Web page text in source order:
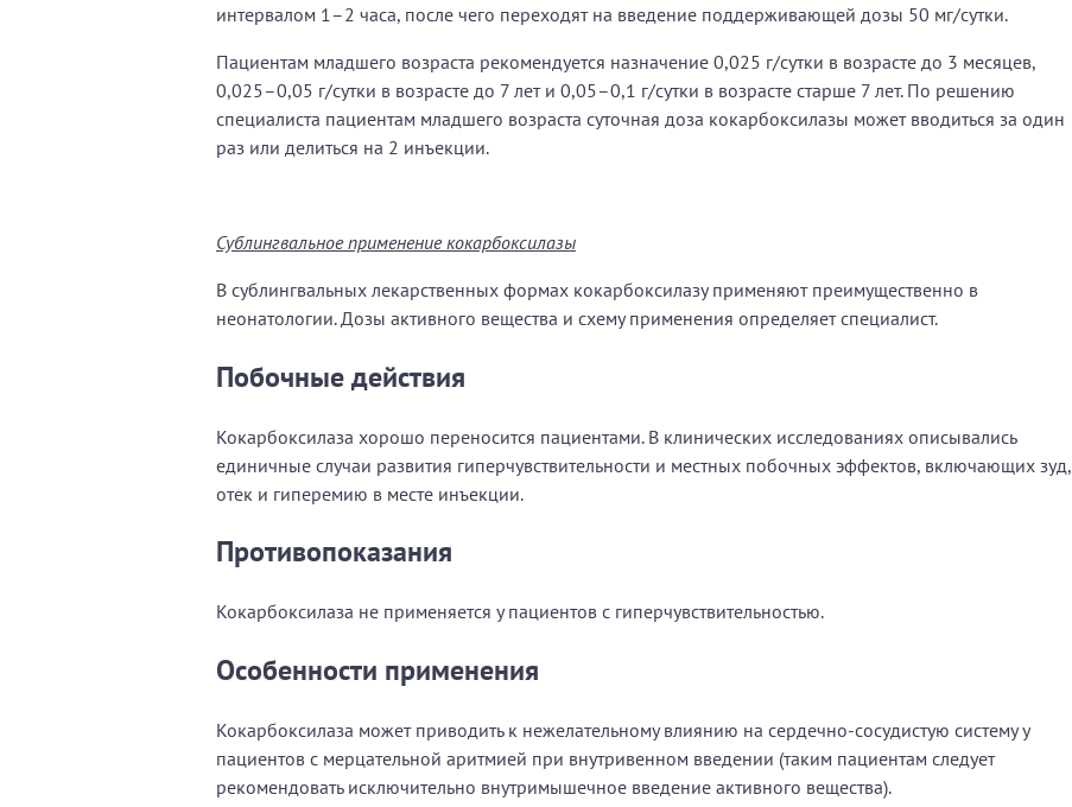
интервалом 1–2 часа, после чего переходят на введение поддерживающей дозы 50 мг/сутки.
Пациентам младшего возраста рекомендуется назначение 0,025 г/сутки в возрасте до 3 месяцев,
0,025–0,05 г/сутки в возрасте до 7 лет и 0,05–0,1 г/сутки в возрасте старше 7 лет. По решению
специалиста пациентам младшего возраста суточная доза кокарбоксилазы может вводиться за один
раз или делиться на 2 инъекции.
Сублингвальное применение кокарбоксилазы
В сублингвальных лекарственных формах кокарбоксилазу применяют преимущественно в
неонатологии. Дозы активного вещества и схему применения определяет специалист.
Побочные действия
Кокарбоксилаза хорошо переносится пациентами. В клинических исследованиях описывались
единичные случаи развития гиперчувствительности и местных побочных эффектов, включающих зуд,
отек и гиперемию в месте инъекции.
Противопоказания
Кокарбоксилаза не применяется у пациентов с гиперчувствительностью.
Особенности применения
Кокарбоксилаза может приводить к нежелательному влиянию на сердечно-сосудистую систему у
пациентов с мерцательной аритмией при внутривенном введении (таким пациентам следует
рекомендовать исключительно внутримышечное введение активного вещества).